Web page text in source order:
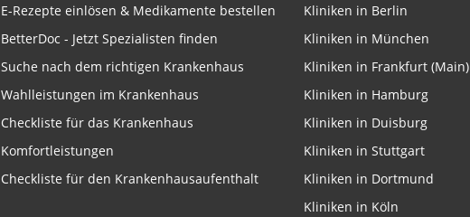
E-Rezepte einlösen & Medikamente bestellen
BetterDoc - Jetzt Spezialisten finden
Suche nach dem richtigen Krankenhaus
Wahlleistungen im Krankenhaus
Checkliste für das Krankenhaus
Komfortleistungen
Checkliste für den Krankenhausaufenthalt
Kliniken in Berlin
Kliniken in München
Kliniken in Frankfurt (Main)
Kliniken in Hamburg
Kliniken in Duisburg
Kliniken in Stuttgart
Kliniken in Dortmund
Kliniken in Köln